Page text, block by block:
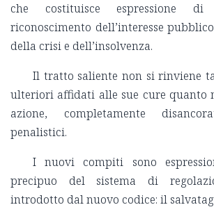
che costituisce espressione
riconoscimento dell’interesse
della crisi e dell’insolvenza.
Il tratto saliente non si rinviene
ulteriori affidati alle sue cure quanto
azione, completamente
penalistici.
I nuovi compiti sono
precipuo del sistema di
introdotto dal nuovo codice: il